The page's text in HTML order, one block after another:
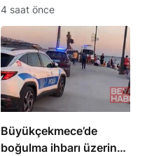
yaralı
4 saat önce
Büyükçekmece’de
boğulma ihbarı üzerine